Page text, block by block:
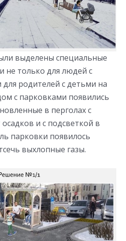
выделены специальные
не только для людей с
родителей с детьми на
с парковками появились
в перголах с
и с подсветкой в
парковки появилось
выхлопные газы.